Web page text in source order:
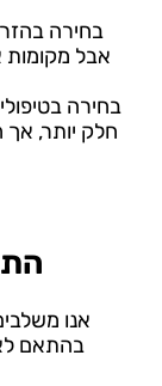
בחירה
אבל מקומות
בחירה
חלק יותר,
אנו
בהתאם